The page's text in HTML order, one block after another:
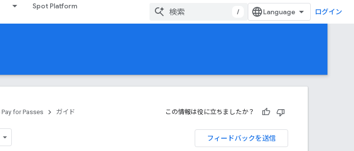
Spot Platform
/ ログイン
for Passes ガイド この情報は役に立ちましたか？
フィードバックを送信